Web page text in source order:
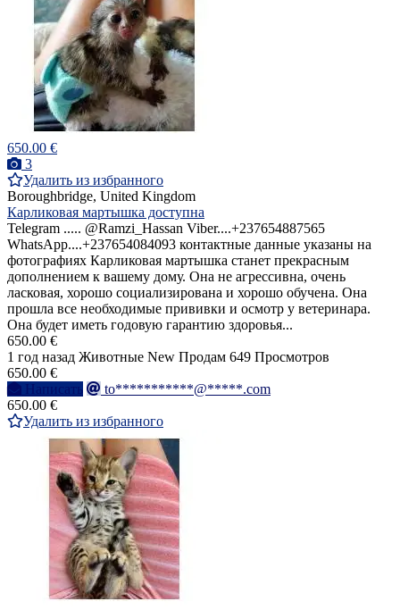
650.00 €
3
Удалить из избранного
Boroughbridge, United Kingdom
Карликовая мартышка доступна
Telegram ..... @Ramzi_Hassan Viber....+237654887565
WhatsApp....+237654084093 контактные данные указаны на
фотографиях Карликовая мартышка станет прекрасным
дополнением к вашему дому. Она не агрессивна, очень
ласковая, хорошо социализирована и хорошо обучена. Она
прошла все необходимые прививки и осмотр у ветеринара.
Она будет иметь годовую гарантию здоровья...
650.00 €
1 год назад Животные New Продам 649 Просмотров
650.00 €
Написать
to***********@*****.com
650.00 €
Удалить из избранного